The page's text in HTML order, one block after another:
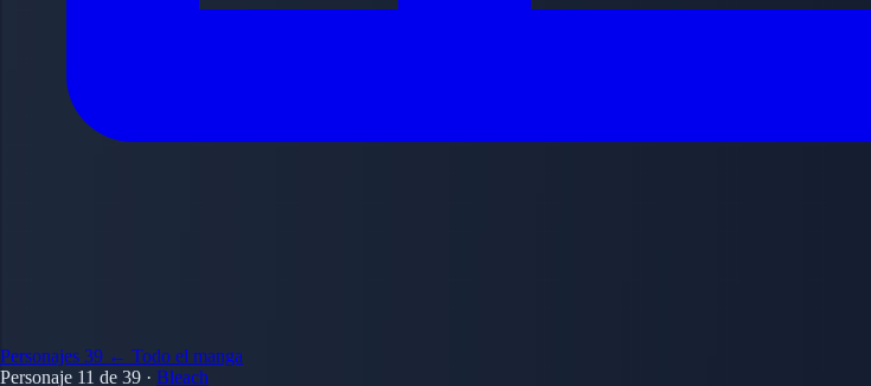
Personajes 39 ← Todo el manga
Personaje 11 de 39 · Bleach